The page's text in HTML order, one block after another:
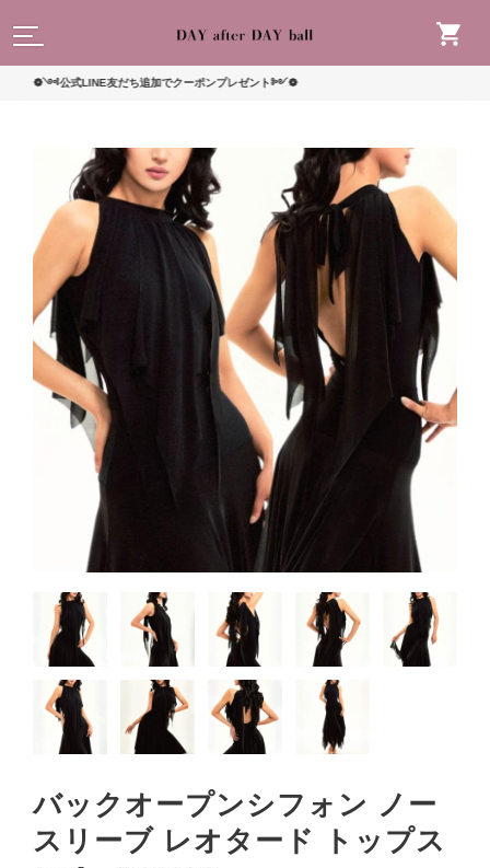
公式LINE友だち追加でクーポンプレゼント༻❁
バックオープンシフォン ノー
スリーブ レオタード トップス